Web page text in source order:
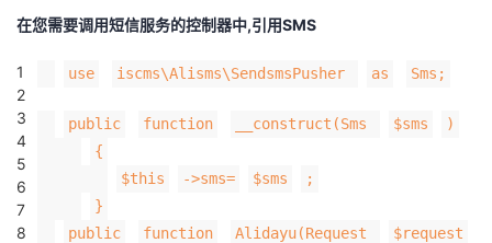
堂我
在您需要调用短信服务的控制器中,引用SMS
1
2
3
4
5
6
7
8
use iscms\Alisms\SendsmsPusher as Sms;
public function __construct(Sms $sms
)
{
$this
->sms= $sms
;
}
public
function Alidayu(Request
$request